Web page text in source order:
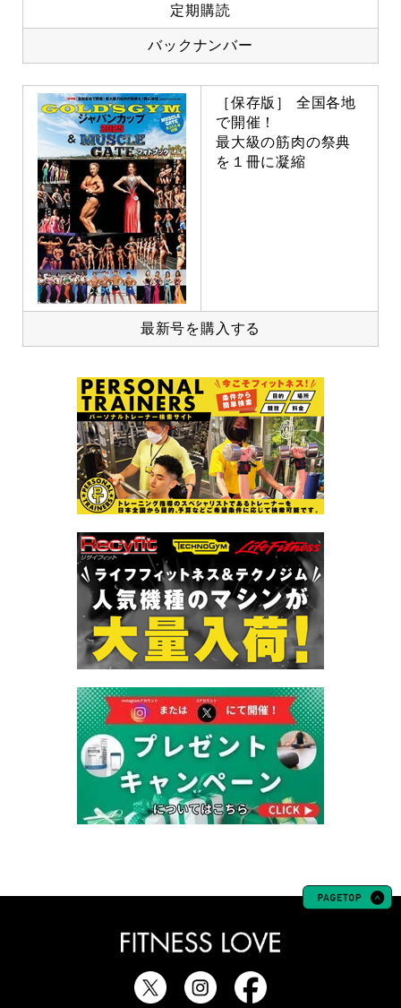
定期購読
バックナンバー
［保存版］ 全国各地
で開催！
最大級の筋肉の祭典
を１冊に凝縮
最新号を購入する